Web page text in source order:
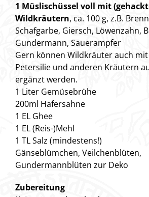
1 Müslischüssel voll mit
Wildkräutern, ca. 100 g, z.B.
Schafgarbe, Giersch, Löwenzahn,
Gundermann, Sauerampfer
Gern können Wildkräuter auch
Petersilie und anderen Kräutern
ergänzt werden.
1 Liter Gemüsebrühe
200ml Hafersahne
1 EL Ghee
1 EL (Reis-)Mehl
1 TL Salz (mindestens!)
Gänseblümchen, Veilchenblüten,
Gundermannblüten zur Deko
Zubereitung